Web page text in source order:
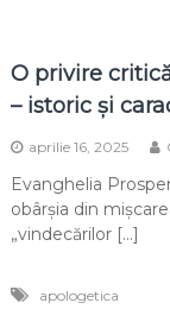
O privire
– istoric și
aprilie 16, 2025
Evanghelia
obârșia din
„vindecărilor […]
apologetica